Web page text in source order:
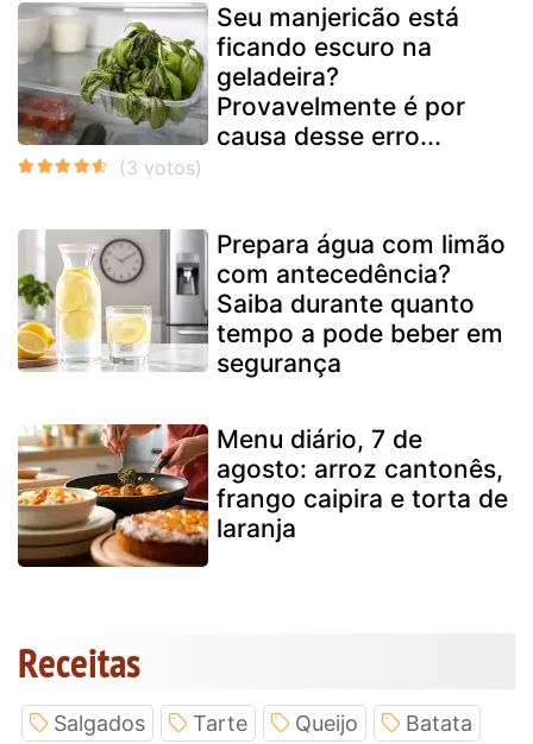
Seu manjericão está
ficando escuro na
geladeira?
Provavelmente é por
causa desse erro...
Prepara água com limão
com antecedência?
Saiba durante quanto
tempo a pode beber em
segurança
Menu diário, 7 de
agosto: arroz cantonês,
frango caipira e torta de
laranja
Receitas
Salgados Tarte Queijo
Batata